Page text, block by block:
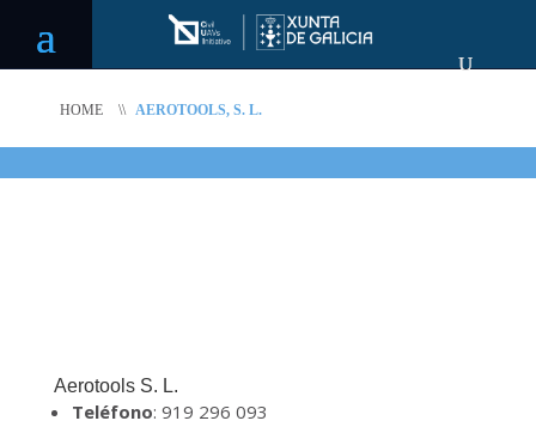
HOME \\ AEROTOOLS, S. L.
Aerotools S. L.
Teléfono: 919 296 093